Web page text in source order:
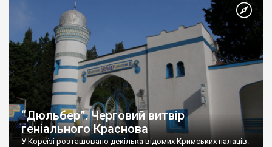
“Дюльбер”. Черговий витвір
геніального Краснова
У Кореїзі розташовано декілька відомих Кримських палаців.